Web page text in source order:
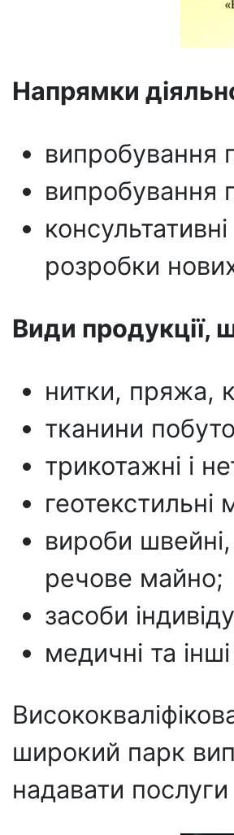
Напрямки
випробування
випробування
розробки
Види продукції,
нитки, пряжа,
тканини
трикотажні і
геотекстильні
вироби
речове майно;
засоби
медичні та
широкий парк
надавати